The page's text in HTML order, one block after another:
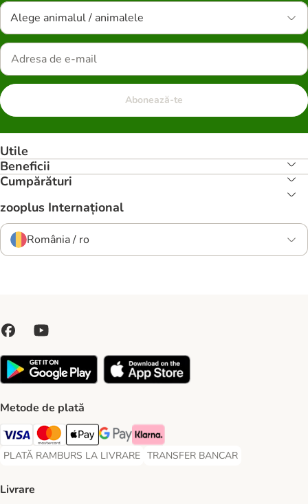
Alege animalul / animalele
Abonează-te
Utile
Beneficii
Cumpărături
zooplus Internațional
România / ro
Metode de plată
Visa Payment Method
Master Card Payment Method
Apple Pay Payment Method
Google Pay Payment Method
Klarna Payment Method
PLATĂ RAMBURS LA LIVRARE
PLATĂ RAMBURS LA LIVRARE Payment Method
TRANSFER BANCAR
TRANSFER BANCAR Payment
Livrare